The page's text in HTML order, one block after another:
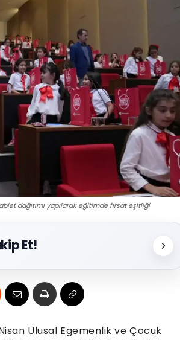
dağıtımı yapılarak eğitimde fırsat eşitliği
Et!
Ulusal Egemenlik ve Çocuk